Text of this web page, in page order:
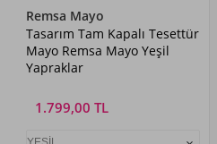
Remsa Mayo
Tasarım Tam Kapalı Tesettür
Mayo Remsa Mayo Yeşil
Yapraklar
1.799,00 TL